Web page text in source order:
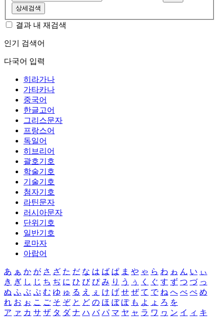
상세검색
결과 내 재검색
인기 검색어
다국어 입력
히라가나
가타카나
중국어
한글고어
그리스문자
프랑스어
독일어
히브리어
괄호기호
학술기호
기술기호
첨자기호
라틴문자
러시아문자
단위기호
일반기호
로마자
아랍어
あ ぁ か が さ ざ た だ な は ば ぱ ま や ゃ ら わ ゎ ん い ぃ
き ぎ し じ ち ぢ に ひ び ぴ み り う ぅ く ぐ す ず つ づ っ
ぬ ふ ぶ ぷ む ゆ ゅ る え ぇ け げ せ ぜ て で ね へ べ ぺ め
れ お ぉ こ ご そ ぞ と ど の ほ ぼ ぽ も よ ょ ろ を
ア ァ カ サ ザ タ ダ ナ ハ バ パ マ ヤ ャ ラ ワ ヮ ン イ ィ キ